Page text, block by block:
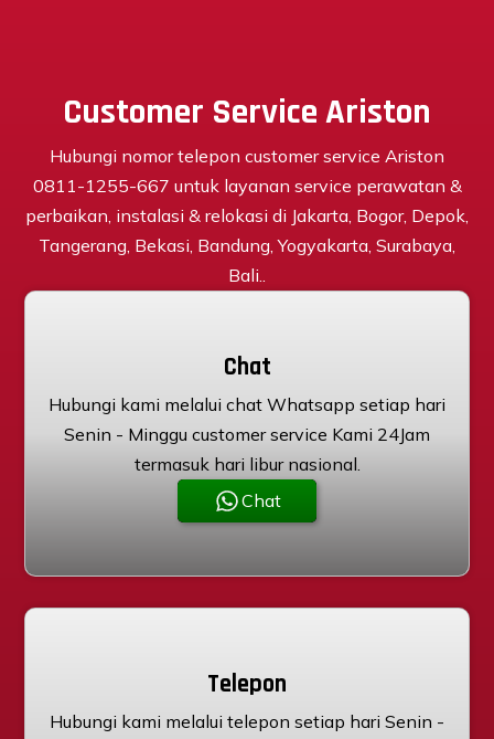
Customer Service Ariston
Hubungi nomor telepon customer service Ariston
0811-1255-667 untuk layanan service perawatan &
perbaikan, instalasi & relokasi di Jakarta, Bogor, Depok,
Tangerang, Bekasi, Bandung, Yogyakarta, Surabaya,
Bali..
Chat
Hubungi kami melalui chat Whatsapp setiap hari
Senin - Minggu customer service Kami 24Jam
termasuk hari libur nasional.
Chat
Telepon
Hubungi kami melalui telepon setiap hari Senin -